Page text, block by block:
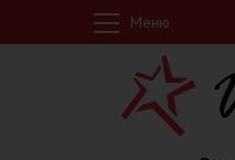
Перейти к основному
Меню